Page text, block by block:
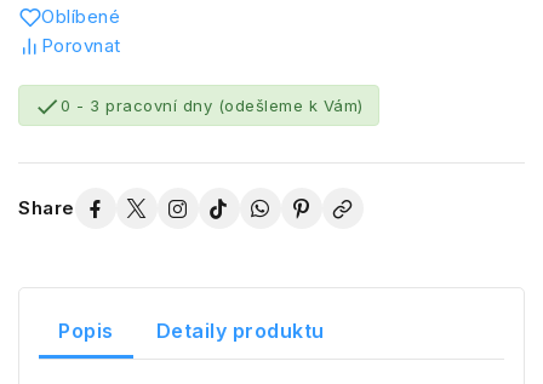
Oblíbené
Porovnat
0 - 3 pracovní dny (odešleme k Vám)
Share
Popis Detaily produktu